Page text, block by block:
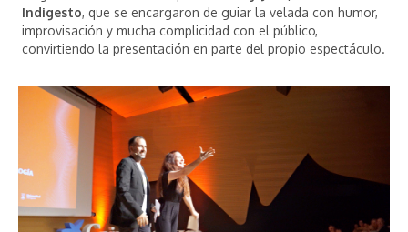
Indigesto, que se encargaron de guiar la velada con humor,
improvisación y mucha complicidad con el público,
convirtiendo la presentación en parte del propio espectáculo.